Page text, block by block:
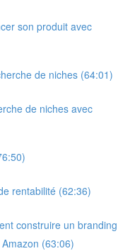
son produit avec
de niches (64:01)
de niches avec
rentabilité (62:36)
construire un branding
(63:06)